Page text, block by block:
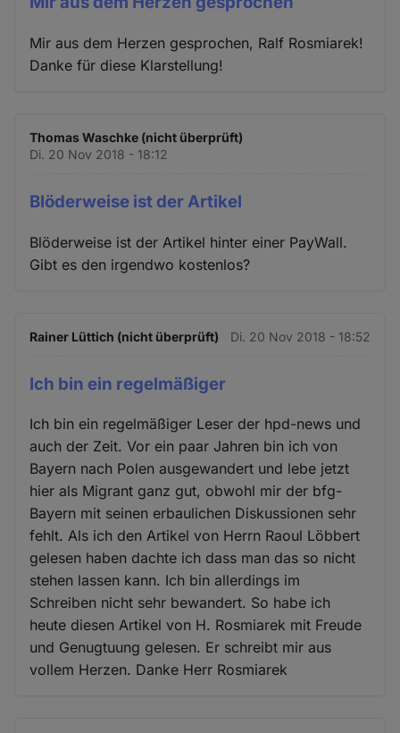
Mir aus dem Herzen gesprochen, Ralf Rosmiarek!
Danke für diese Klarstellung!
Thomas Waschke (nicht überprüft)
Di. 20 Nov 2018 - 18:12
Blöderweise ist der Artikel
Blöderweise ist der Artikel hinter einer PayWall.
Gibt es den irgendwo kostenlos?
Rainer Lüttich (nicht überprüft) Di. 20 Nov 2018 - 18:52
Ich bin ein regelmäßiger
Ich bin ein regelmäßiger Leser der hpd-news und
auch der Zeit. Vor ein paar Jahren bin ich von
Bayern nach Polen ausgewandert und lebe jetzt
hier als Migrant ganz gut, obwohl mir der bfg-
Bayern mit seinen erbaulichen Diskussionen sehr
fehlt. Als ich den Artikel von Herrn Raoul Löbbert
gelesen haben dachte ich dass man das so nicht
stehen lassen kann. Ich bin allerdings im
Schreiben nicht sehr bewandert. So habe ich
heute diesen Artikel von H. Rosmiarek mit Freude
und Genugtuung gelesen. Er schreibt mir aus
vollem Herzen. Danke Herr Rosmiarek